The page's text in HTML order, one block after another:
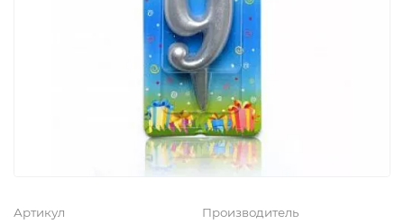
Артикул Производитель